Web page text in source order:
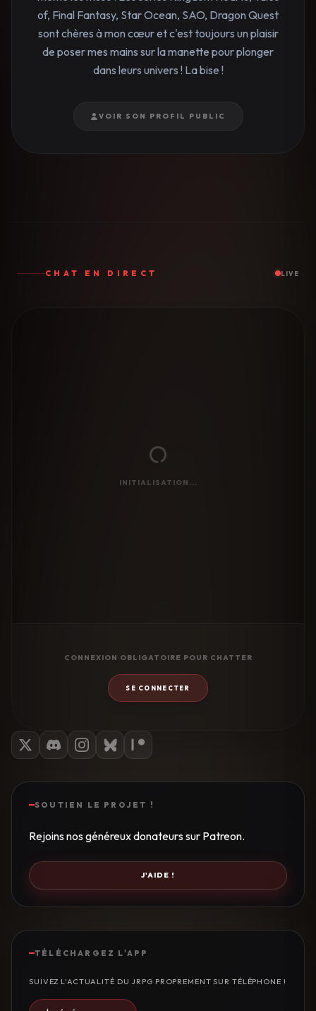
of, Final Fantasy, Star Ocean, SAO, Dragon Quest
sont chères à mon cœur et c'est toujours un plaisir
de poser mes mains sur la manette pour plonger
dans leurs univers ! La bise !
VOIR SON PROFIL PUBLIC
CHAT EN DIRECT LIVE
INITIALISATION...
CONNEXION OBLIGATOIRE POUR CHATTER
SE CONNECTER
SOUTIEN LE PROJET !
Rejoins nos généreux donateurs sur Patreon.
J'AIDE !
TÉLÉCHARGEZ L'APP
SUIVEZ L'ACTUALITÉ DU JRPG PROPREMENT SUR TÉLÉPHONE !